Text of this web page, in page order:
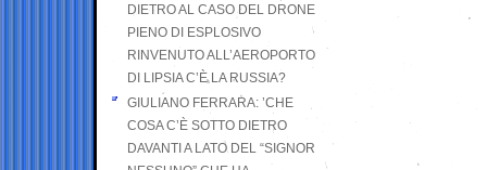
DIETRO AL CASO DEL DRONE
PIENO DI ESPLOSIVO
RINVENUTO ALL’AEROPORTO
DI LIPSIA C’È LA RUSSIA?
GIULIANO FERRARA: ’CHE
COSA C’È SOTTO DIETRO
DAVANTI A LATO DEL “SIGNOR